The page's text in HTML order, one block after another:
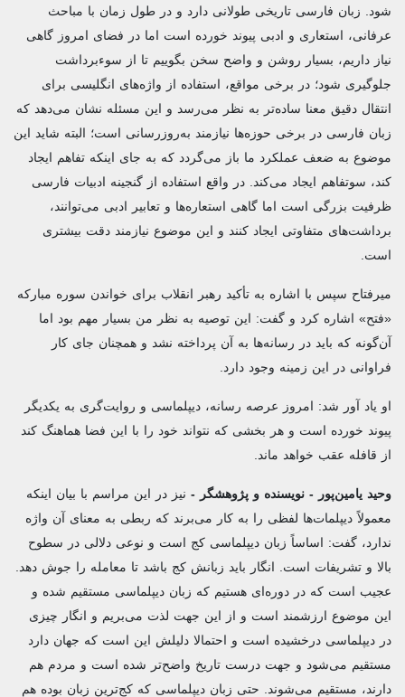
شود. زبان فارسی تاریخی طولانی دارد و در طول زمان با مباحث
عرفانی، استعاری و ادبی پیوند خورده است اما در فضای امروز گاهی
نیاز داریم، بسیار روشن و واضح سخن بگوییم تا از سوءبرداشت
جلوگیری شود؛ در برخی مواقع، استفاده از واژه‌های انگلیسی برای
انتقال دقیق معنا ساده‌تر به نظر می‌رسد و این مسئله نشان می‌دهد که
زبان فارسی در برخی حوزه‌ها نیازمند به‌روزرسانی است؛ البته شاید این
موضوع به ضعف عملکرد ما باز می‌گردد که به‌ جای اینکه تفاهم ایجاد
کند، سوتفاهم ایجاد می‌کند. در واقع استفاده از گنجینه ادبیات فارسی
ظرفیت بزرگی است اما گاهی استعاره‌ها و تعابیر ادبی می‌توانند،
برداشت‌های متفاوتی ایجاد کنند و این موضوع نیازمند دقت بیشتری
است.
میرفتاح سپس با اشاره به تأکید رهبر انقلاب برای خواندن سوره مبارکه
«فتح» اشاره کرد و گفت: این توصیه به نظر من بسیار مهم بود اما
آن‌گونه که باید در رسانه‌ها به آن پرداخته نشد و همچنان جای کار
فراوانی در این زمینه وجود دارد.
او یاد آور شد: امروز عرصه رسانه، دیپلماسی و روایت‌گری به یکدیگر
پیوند خورده است و هر بخشی که نتواند خود را با این فضا هماهنگ کند
از قافله عقب خواهد ماند.
وحید یامین‌پور - نویسنده و پژوهشگر - نیز در این مراسم با بیان اینکه
معمولاً دیپلمات‌ها لفظی را به کار می‌برند که ربطی به معنای آن واژه
ندارد، گفت: اساساً زبان دیپلماسی کج است و نوعی دلالی در سطوح
بالا و تشریفات است. انگار باید زبانش کج باشد تا معامله را جوش دهد.
عجیب است که در دوره‌ای هستیم که زبان دیپلماسی مستقیم شده و
این موضوع ارزشمند است و از این جهت لذت می‌بریم و انگار چیزی
در دیپلماسی درخشیده است و احتمالا دلیلش این است که جهان دارد
مستقیم می‌شود و جهت درست تاریخ واضح‌تر شده است و مردم هم
دارند، مستقیم می‌شوند. حتی زبان دیپلماسی که کج‌ترین زبان بوده هم